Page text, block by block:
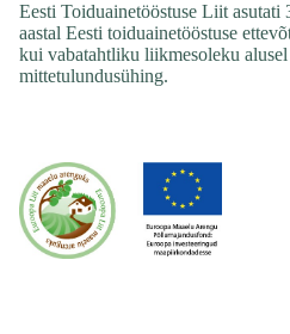
Eesti Toiduainetööstuse Liit asutati
aastal Eesti toiduainetööstuse
kui vabatahtliku liikmesoleku alusel
mittetulundusühing.